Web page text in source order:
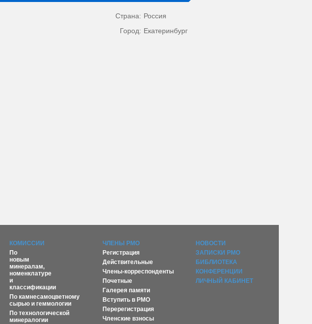
Страна: Россия
Город: Екатеринбург
КОМИССИИ
По
новым
минералам,
номенклатуре
и
классификации
По камнесамоцветному
сырью и геммологии
По технологической
минералогии
ЧЛЕНЫ РМО
Регистрация
Действительные
Члены-корреспонденты
Почетные
Галерея памяти
Вступить в РМО
Перерегистрация
Членские взносы
НОВОСТИ
ЗАПИСКИ РМО
БИБЛИОТЕКА
КОНФЕРЕНЦИИ
ЛИЧНЫЙ КАБИНЕТ